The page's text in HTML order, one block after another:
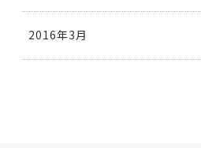
2016年3月